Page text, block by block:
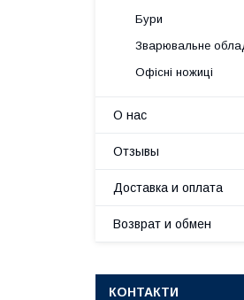
Бури
Зварювальне
Офісні ножиці
О нас
Отзывы
Доставка и оплата
Возврат и обмен
КОНТАКТИ